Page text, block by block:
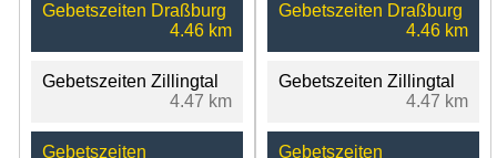
Gebetszeiten Draßburg
4.46 km
Gebetszeiten Zillingtal
4.47 km
Gebetszeiten
Gebetszeiten Draßburg
4.46 km
Gebetszeiten Zillingtal
4.47 km
Gebetszeiten